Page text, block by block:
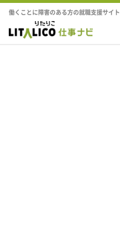
働くことに障害のある方の就職支援サイト